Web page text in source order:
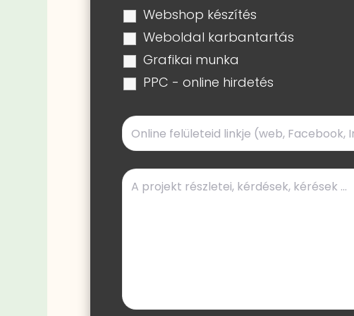
Webshop készítés
Weboldal karbantartás
Grafikai munka
PPC - online hirdetés